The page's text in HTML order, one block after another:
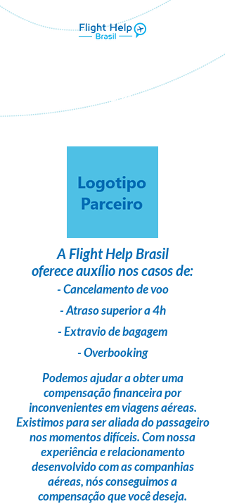
em parceria com
A Flight Help Brasil
oferece auxílio nos casos de:
- Cancelamento de voo
- Atraso superior a 4h
- Extravio de bagagem
- Overbooking
Podemos ajudar a obter uma
compensação financeirapor
inconvenientes em viagens aéreas.
Existimos para seraliada do passageiro
nos momentos difíceis. Com nossa
experiência e relacionamento
desenvolvido com as companhias
aéreas,nós conseguimos a
compensação que você deseja.